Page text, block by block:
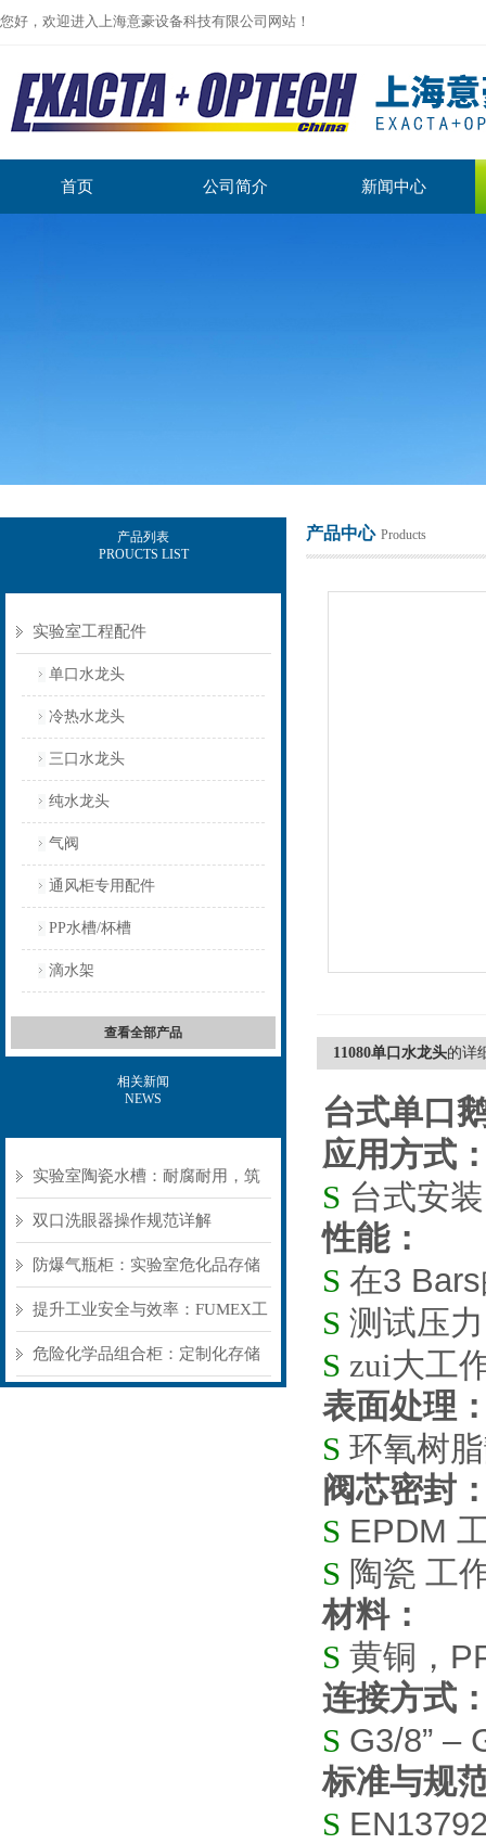
您好，欢迎进入上海意豪设备科技有限公司网站！
首页 公司简介 新闻中心
产品列表
PROUCTS LIST
实验室工程配件
单口水龙头
冷热水龙头
三口水龙头
纯水龙头
气阀
通风柜专用配件
PP水槽/杯槽
滴水架
查看全部产品
相关新闻
NEWS
实验室陶瓷水槽：耐腐耐用，筑
牢实验室基础防护
双口洗眼器操作规范详解
防爆气瓶柜：实验室危化品存储
的“被动安全盾”
提升工业安全与效率：FUMEX工
业抽气罩如何优化工作环境
危险化学品组合柜：定制化存储
产品中心 Products
11080单口水龙头的详
台式单口
应用方式
S 台式安装
性能：
S 在3 Bars
S 测试压
S zui大工
表面处理
S 环氧树
阀芯密封
S EPDM
S 陶瓷 工
材料：
S 黄铜，
连接方式
S G3/8” –
标准与规
S